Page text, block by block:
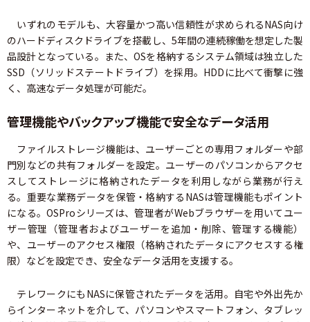
いずれのモデルも、大容量かつ高い信頼性が求められるNAS向け
のハードディスクドライブを搭載し、5年間の連続稼働を想定した製
品設計となっている。また、OSを格納するシステム領域は独立した
SSD（ソリッドステートドライブ）を採用。HDDに比べて衝撃に強
く、高速なデータ処理が可能だ。
管理機能やバックアップ機能で安全なデータ活用
ファイルストレージ機能は、ユーザーごとの専用フォルダーや部
門別などの共有フォルダーを設定。ユーザーのパソコンからアクセ
スしてストレージに格納されたデータを利用しながら業務が行え
る。重要な業務データを保管・格納するNASは管理機能もポイント
になる。OSProシリーズは、管理者がWebブラウザーを用いてユー
ザー管理（管理者およびユーザーを追加・削除、管理する機能）
や、ユーザーのアクセス権限（格納されたデータにアクセスする権
限）などを設定でき、安全なデータ活用を支援する。
テレワークにもNASに保管されたデータを活用。自宅や外出先か
らインターネットを介して、パソコンやスマートフォン、タブレッ